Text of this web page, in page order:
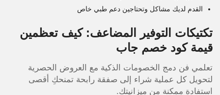
القدم لديك مشاكل وتحتاجين دعم طبي خاص
تكتيكات التوفير المضاعف: كيف تعظمين
قيمة كود خصم جاب
تعلمي فن دمج الخصومات الذكية مع العروض الحصرية
لتحويل كل عملية شراء إلى صفقة رابحة تمنحكِ أقصى
استفادة ممكنة من ميزانيتك.